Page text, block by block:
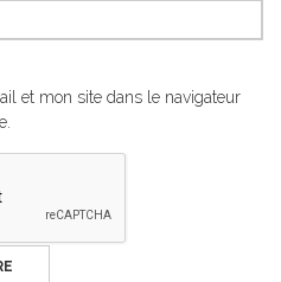
et mon site dans le navigateur